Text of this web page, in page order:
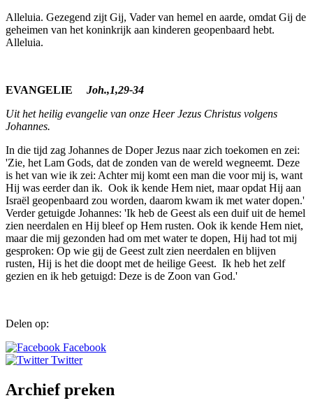
Alleluia. Gezegend zijt Gij, Vader van hemel en aarde, omdat Gij de
geheimen van het koninkrijk aan kinderen geopenbaard hebt.
Alleluia.
EVANGELIE Joh.,1,29-34
Uit het heilig evangelie van onze Heer Jezus Christus volgens
Johannes.
In die tijd zag Johannes de Doper Jezus naar zich toekomen en zei:
'Zie, het Lam Gods, dat de zonden van de wereld wegneemt. Deze
is het van wie ik zei: Achter mij komt een man die voor mij is, want
Hij was eerder dan ik. Ook ik kende Hem niet, maar opdat Hij aan
Israël geopenbaard zou worden, daarom kwam ik met water dopen.'
Verder getuigde Johannes: 'Ik heb de Geest als een duif uit de hemel
zien neerdalen en Hij bleef op Hem rusten. Ook ik kende Hem niet,
maar die mij gezonden had om met water te dopen, Hij had tot mij
gesproken: Op wie gij de Geest zult zien neerdalen en blijven
rusten, Hij is het die doopt met de heilige Geest. Ik heb het zelf
gezien en ik heb getuigd: Deze is de Zoon van God.'
Delen op:
Facebook
Twitter
Archief preken